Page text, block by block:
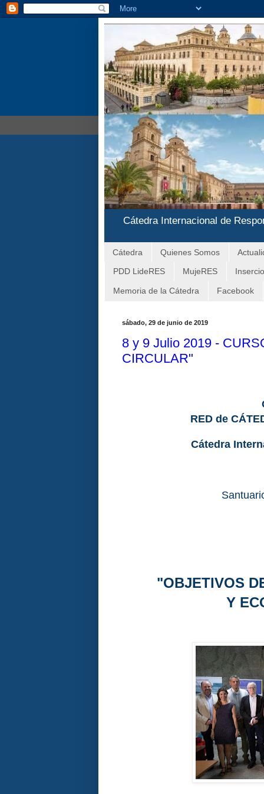
Cátedra Internacional de
Cátedra Quienes Somos
PDD LideRES MujeRES
Memoria de la Cátedra Facebook
sábado, 29 de junio de 2019
8 y 9 Julio 2019 -
CIRCULAR"
RED de
Cátedra
"OBJETIVOS
Y